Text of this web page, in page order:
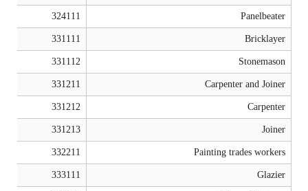
​Panelbeater
​324111
Bricklayer
331111
Stonemason
331112
Carpenter and Joiner
331211
Carpenter
331212
Joiner
331213
Painting trades workers
332211
Glazier
333111